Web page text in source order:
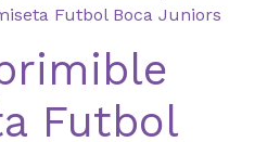
Futbol Boca Juniors
Futbol